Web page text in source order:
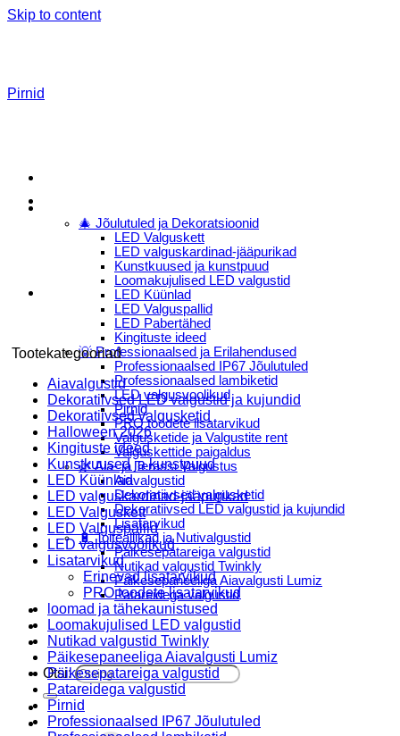
Skip to content
🎄 Jõulutuled ja Dekoratsioonid
LED Valguskett
LED valguskardinad-jääpurikad
Kunstkuused ja kunstpuud
Loomakujulised LED valgustid
LED Küünlad
LED Valguspallid
LED Pabertähed
Kingituste ideed
💡 Professionaalsed ja Erilahendused
Professionaalsed IP67 Jõulutuled
Professionaalsed lambiketid
LED valgusvoolikud
Pirnid
PRO toodete lisatarvikud
Valgusketide ja Valgustite rent
Valguskettide paigaldus
🌿 Aia- ja Terassi Valgustus
Aiavalgustid
Dekoratiivsed valgusketid
Dekoratiivsed LED valgustid ja kujundid
Lisatarvikud
🔋 Toiteallikad ja Nutivalgustid
Päikesepatareiga valgustid
Nutikad valgustid Twinkly
Päikesepaneeliga Aiavalgusti Lumiz
Patareidega valgustid
Päikeselaternad Lumiz
Valguskettide paigaldus
Blogi
Otsi:
Pirnid
Tootekategooriad
Aiavalgustid
Dekoratiivsed LED valgustid ja kujundid
Dekoratiivsed valgusketid
Halloween 2026
Kingituste ideed
Kunstkuused ja kunstpuud
LED Küünlad
LED valguskardinad-jääpurikad
LED Valguskett
LED Valguspallid
LED valgusvoolikud
Lisatarvikud
Erinevad lisatarvikud
PRO toodete lisatarvikud
loomad ja tähekaunistused
Loomakujulised LED valgustid
Nutikad valgustid Twinkly
Päikesepaneeliga Aiavalgusti Lumiz
Päikesepatareiga valgustid
Patareidega valgustid
Pirnid
Professionaalsed IP67 Jõulutuled